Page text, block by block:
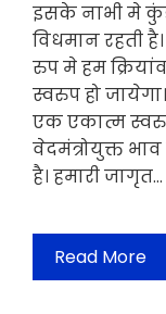
इसके नाभी मे
विधमान रहती
रुप मे हम
स्वरुप हो
एक एकात्म
वेदमंत्रोयुक्त
है। हमारी जागृत…
Read More